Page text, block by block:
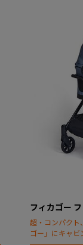
フィカゴー
超・コンパクト
ゴー」にキャビ